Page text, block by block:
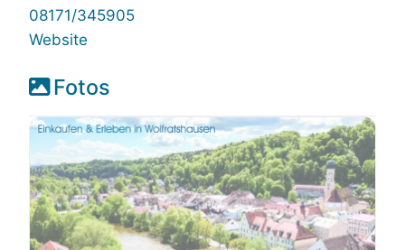
08171/345905
Website
Fotos